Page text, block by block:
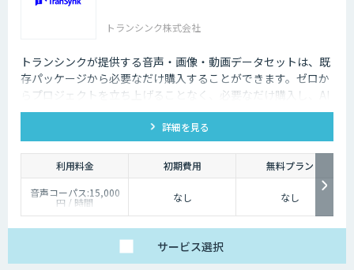
トランシンク株式会社
トランシンクが提供する音声・画像・動画データセットは、既
存パッケージから必要なだけ購入することができます。ゼロか
らプロジェクトを立ち上げることなく、必要なだけ購入し、AI
モデルの開発ができます。
詳細を見る
利用料金 初期費用
無料プラン
音声コーパス:15,000
円 / 時間
人物写真画像収集:300
なし なし
サービス選択